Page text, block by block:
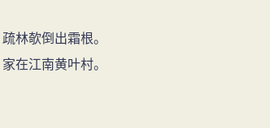
赞誉，世人遂将《寒食帖》与东晋王羲之
书”，或单称《寒食帖》为“天下第三行书。”还
人的风格，《祭侄帖》是至哲贤达的
代表作为《治平帖》，笔触
及尽废新法后，认为其与所谓“王党”不
出的腐败现象进行了抨击，由此，他又引起
既不能容于新党，又不能见谅于旧党，因而
林欹倒出霜根。
在江南黄叶村。